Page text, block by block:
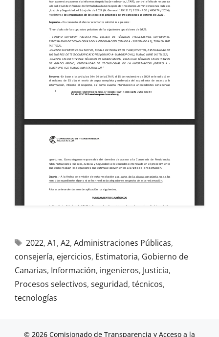
2022, A1, A2, Administraciones Públicas,
consejería, ejercicios, Estimatoria, Gobierno de
Canarias, Información, ingenieros, Justicia,
Procesos selectivos, seguridad, técnicos,
tecnologías
© 2026 Comisionado de Transparencia y Acceso a la